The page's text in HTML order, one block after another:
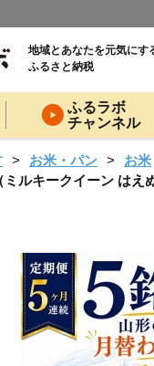
地域とあなたを元気にす
ふるさと納税
ふるラボ
チャンネル
お米・パン
お米
ミルキークイーン は